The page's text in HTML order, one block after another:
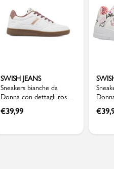
SWISH JEANS
Sneakers bianche da
Donna con dettagli rosa
Swish Jeans
€39,99 €